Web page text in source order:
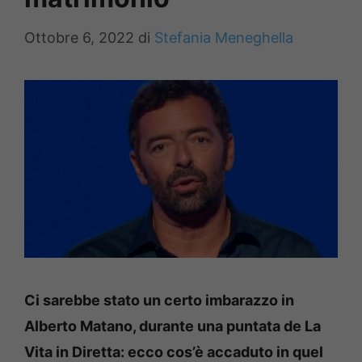
Ottobre 6, 2022 di Stefania Meneghella
Ci sarebbe stato un certo imbarazzo in
Alberto Matano, durante una puntata de La
Vita in Diretta: ecco cos’è accaduto in quel